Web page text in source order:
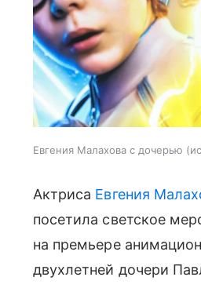
Евгения Малахова с дочерью
Актриса Евгения
посетила светское
на премьере
двухлетней дочери